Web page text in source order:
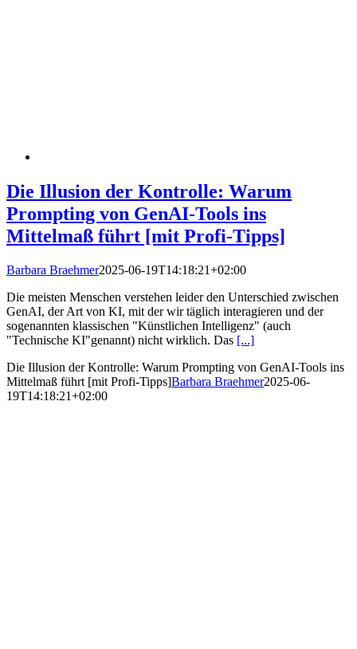
Die Illusion der Kontrolle: Warum
Prompting von GenAI-Tools ins
Mittelmaß führt [mit Profi-Tipps]
Barbara Braehmer2025-06-19T14:18:21+02:00
Die meisten Menschen verstehen leider den Unterschied zwischen
GenAI, der Art von KI, mit der wir täglich interagieren und der
sogenannten klassischen "Künstlichen Intelligenz" (auch
"Technische KI"genannt) nicht wirklich. Das [...]
Die Illusion der Kontrolle: Warum Prompting von GenAI-Tools ins
Mittelmaß führt [mit Profi-Tipps]Barbara Braehmer2025-06-
19T14:18:21+02:00